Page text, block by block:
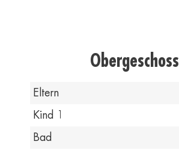
Obergeschoss
Eltern
Kind 1
Bad